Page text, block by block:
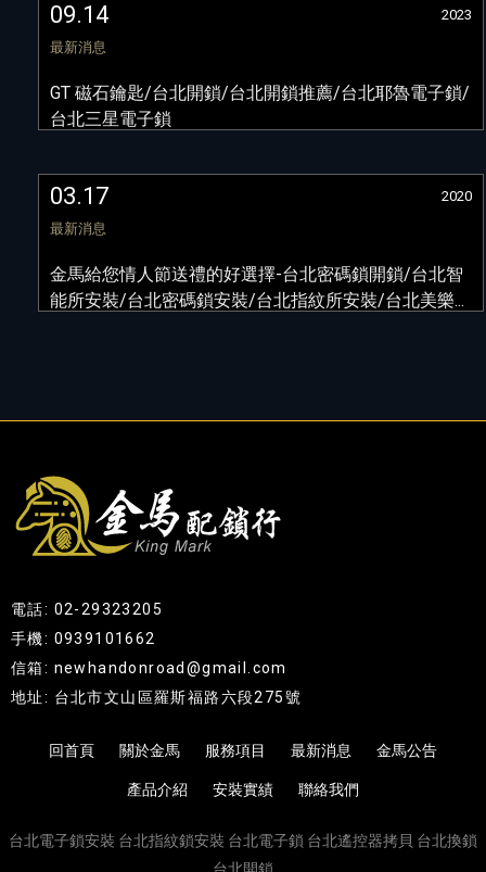
09.14
2023
最新消息
GT 磁石鑰匙/台北開鎖/台北開鎖推薦/台北耶魯電子鎖/
台北三星電子鎖
03.17
2020
最新消息
金馬給您情人節送禮的好選擇-台北密碼鎖開鎖/台北智
能所安裝/台北密碼鎖安裝/台北指紋所安裝/台北美樂...
電話: 02-29323205
手機: 0939101662
信箱: newhandonroad@gmail.com
地址: 台北市文山區羅斯福路六段275號
回首頁 關於金馬 服務項目 最新消息 金馬公告
產品介紹 安裝實績 聯絡我們
台北電子鎖安裝 台北指紋鎖安裝 台北電子鎖 台北遙控器拷貝 台北換鎖